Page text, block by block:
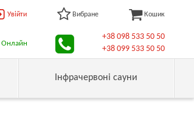
Увійти Вибране Кошик
Онлайн
+38 098 533 50 50
+38 099 533 50 50
Інфрачервоні сауни